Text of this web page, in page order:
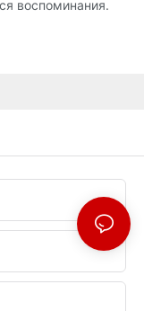
воспоминания.